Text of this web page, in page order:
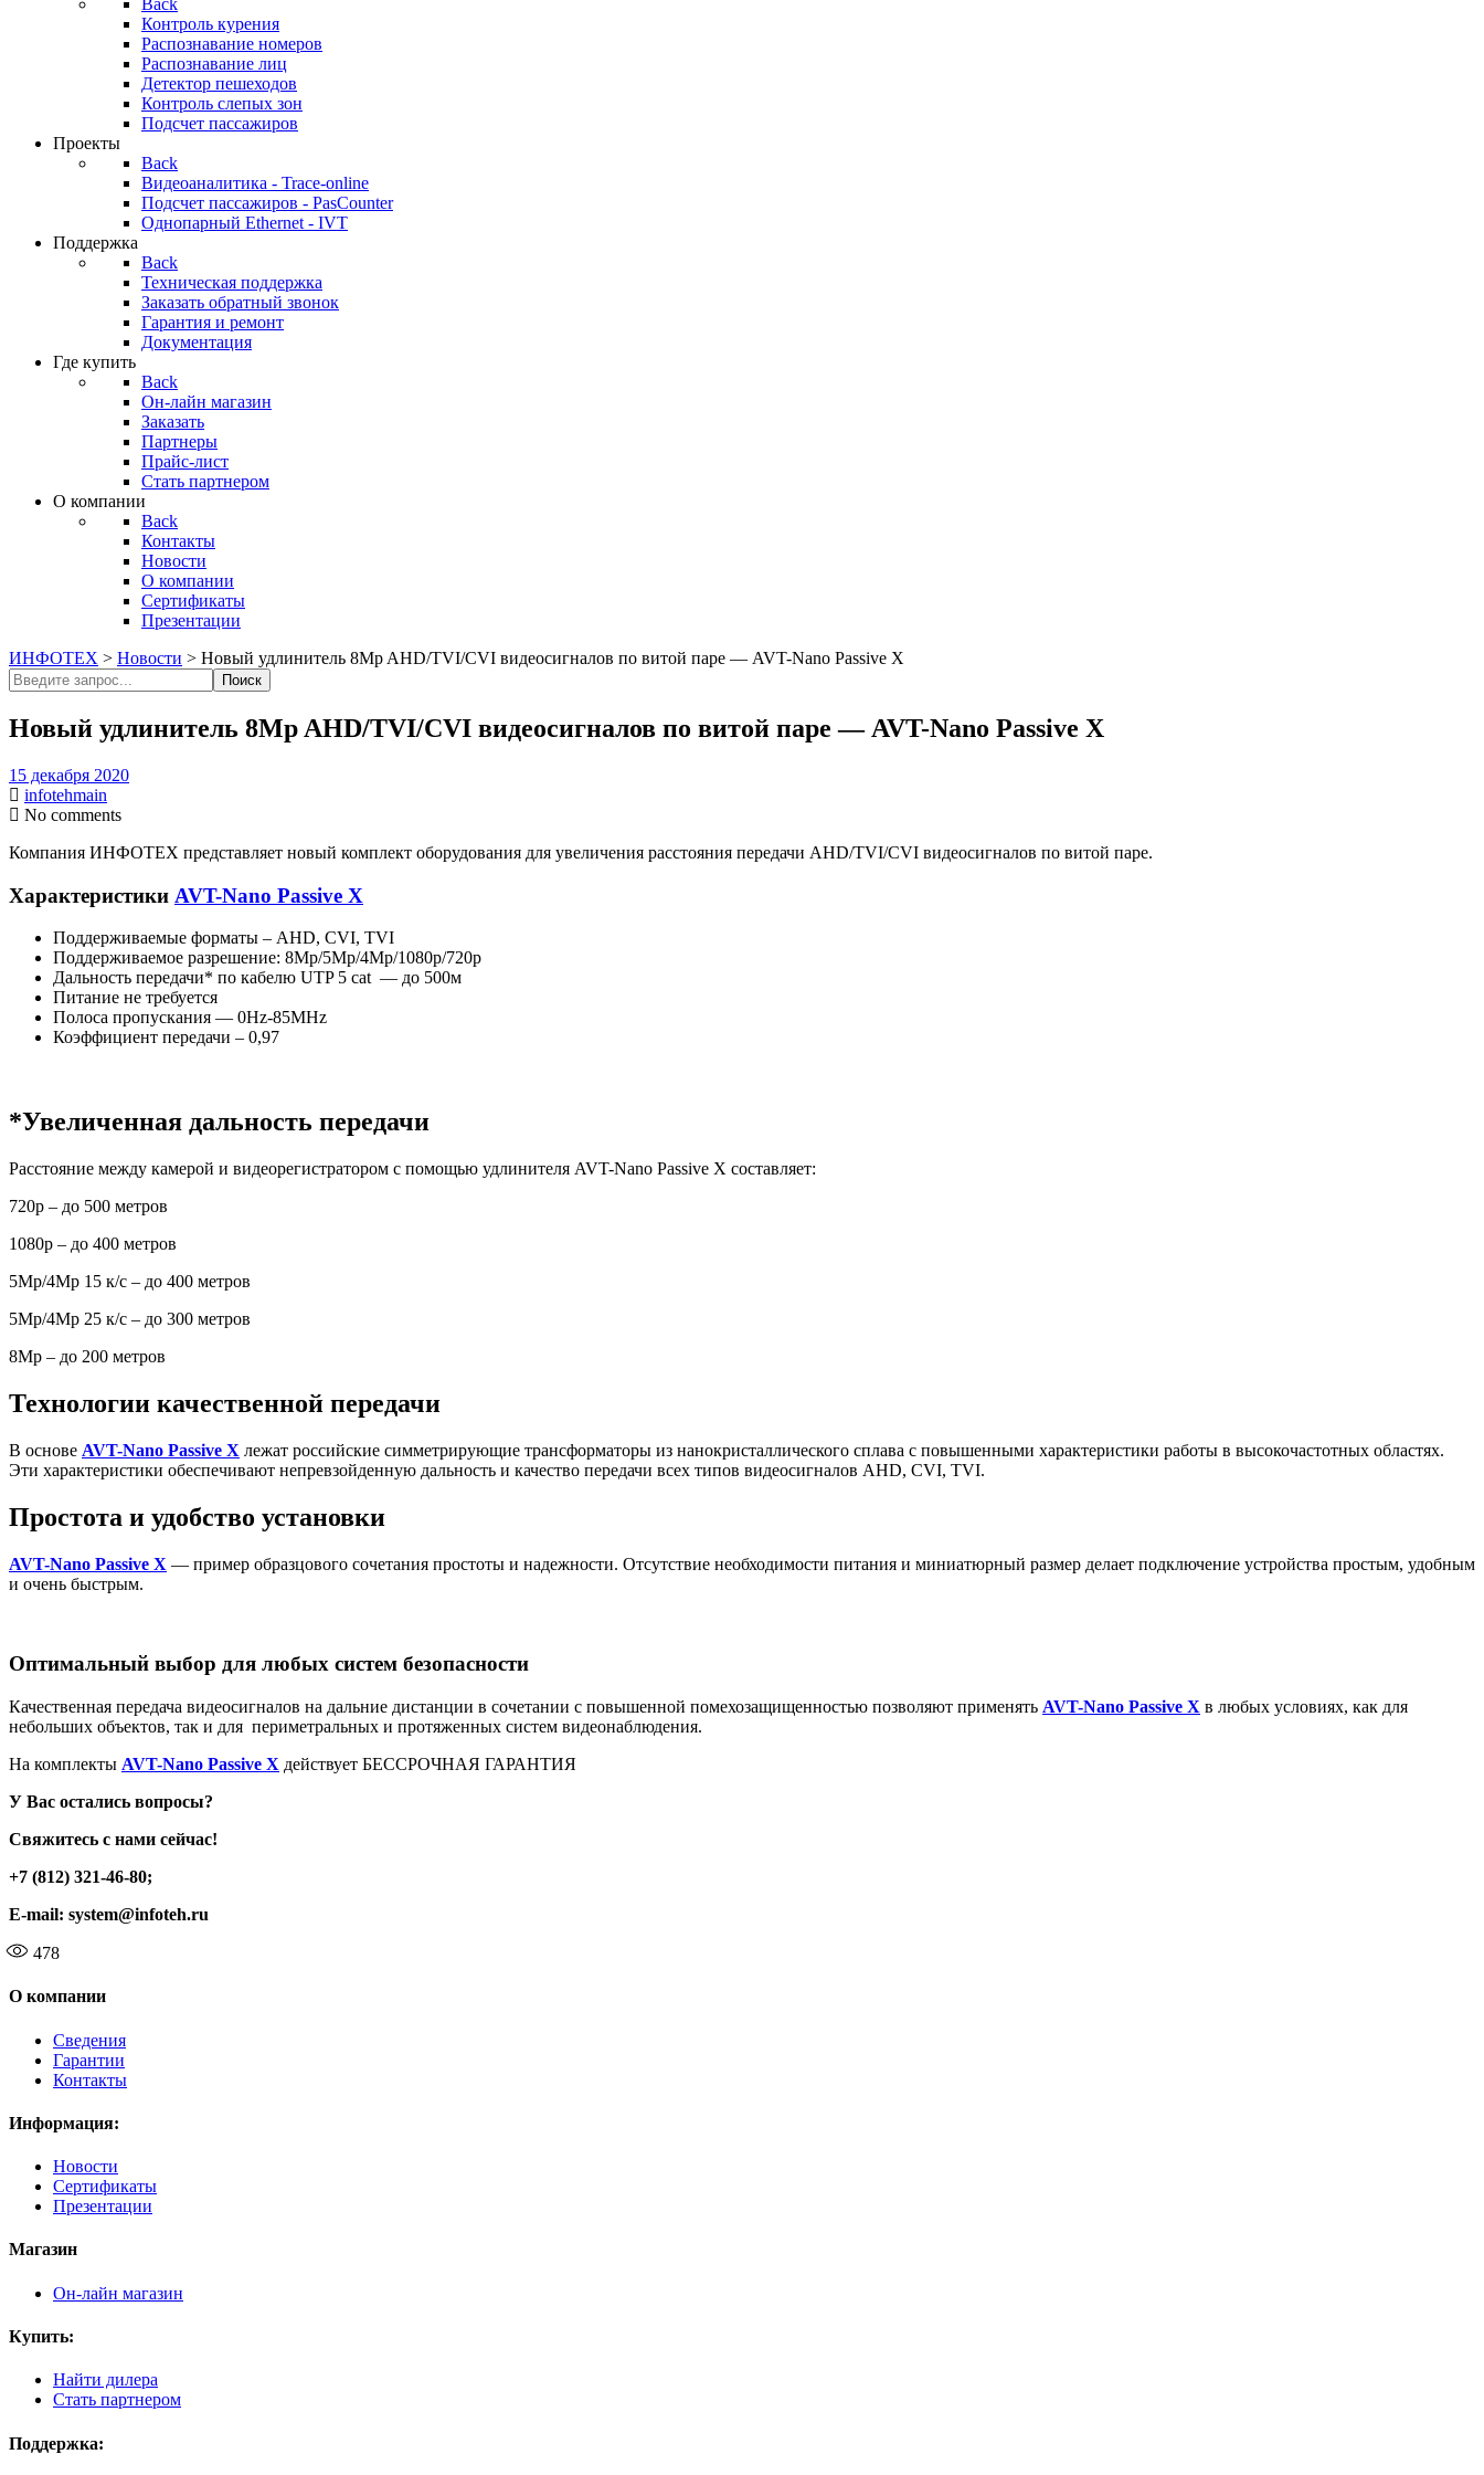
Back
Контроль курения
Распознавание номеров
Распознавание лиц
Детектор пешеходов
Контроль слепых зон
Подсчет пассажиров
Проекты
Back
Видеоаналитика - Trace-online
Подсчет пассажиров - PasCounter
Однопарный Ethernet - IVT
Поддержка
Back
Техническая поддержка
Заказать обратный звонок
Гарантия и ремонт
Документация
Где купить
Back
Он-лайн магазин
Заказать
Партнеры
Прайс-лист
Стать партнером
О компании
Back
Контакты
Новости
О компании
Сертификаты
Презентации
ИНФОТЕХ > Новости > Новый удлинитель 8Mp AHD/TVI/CVI видеосигналов по витой паре — AVT-Nano Passive X
Поиск
Поиск
Новый удлинитель 8Mp AHD/TVI/CVI видеосигналов по витой паре — AVT-Nano Passive X
15 декабря 2020
infotehmain
No comments
Компания ИНФОТЕХ представляет новый комплект оборудования для увеличения расстояния передачи AHD/TVI/CVI видеосигналов по витой паре.
Характеристики AVT-Nano Passive X
Поддерживаемые форматы – AHD, CVI, TVI
Поддерживаемое разрешение: 8Mp/5Mp/4Mp/1080p/720p
Дальность передачи* по кабелю UTP 5 cat — до 500м
Питание не требуется
Полоса пропускания — 0Hz-85MHz
Коэффициент передачи – 0,97
*Увеличенная дальность передачи
Расстояние между камерой и видеорегистратором с помощью удлинителя AVT-Nano Passive X составляет:
720p – до 500 метров
1080p – до 400 метров
5Mp/4Mp 15 к/с – до 400 метров
5Mp/4Mp 25 к/с – до 300 метров
8Mp – до 200 метров
Технологии качественной передачи
В основе AVT-Nano Passive X лежат российские симметрирующие трансформаторы из нанокристаллического сплава с повышенными характеристики работы в высокочастотных областях.
Эти характеристики обеспечивают непревзойденную дальность и качество передачи всех типов видеосигналов AHD, CVI, TVI.
Простота и удобство установки
AVT-Nano Passive X — пример образцового сочетания простоты и надежности. Отсутствие необходимости питания и миниатюрный размер делает подключение устройства простым, удобным
и очень быстрым.
Оптимальный выбор для любых систем безопасности
Качественная передача видеосигналов на дальние дистанции в сочетании с повышенной помехозащищенностью позволяют применять AVT-Nano Passive X в любых условиях, как для
небольших объектов, так и для периметральных и протяженных систем видеонаблюдения.
На комплекты AVT-Nano Passive X действует БЕССРОЧНАЯ ГАРАНТИЯ
У Вас остались вопросы?
Свяжитесь с нами сейчас!
+7 (812) 321-46-80;
E-mail: system@infoteh.ru
478
О компании
Сведения
Гарантии
Контакты
Информация:
Новости
Сертификаты
Презентации
Магазин
Он-лайн магазин
Купить:
Найти дилера
Стать партнером
Поддержка: